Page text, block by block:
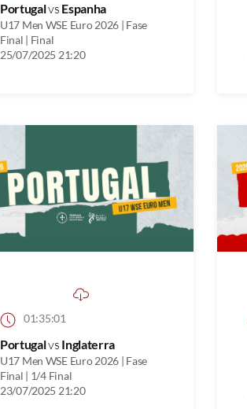
Portugalvs Espanha
U17 Men WSE Euro 2026 | Fase
Final | Final
25/07/2025 21:20
01:35:01
Portugalvs Inglaterra
U17 Men WSE Euro 2026 | Fase
Final | 1/4 Final
23/07/2025 21:20